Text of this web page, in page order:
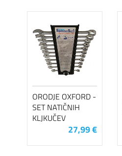
ORODJE OXFORD -
SET NATIČNIH
KLJKUČEV
27,99 €